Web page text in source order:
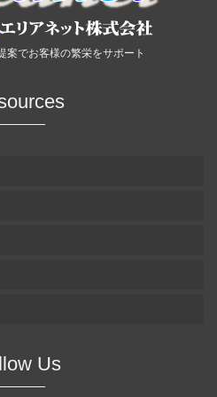
案でお客様の繁栄をサポート
Us